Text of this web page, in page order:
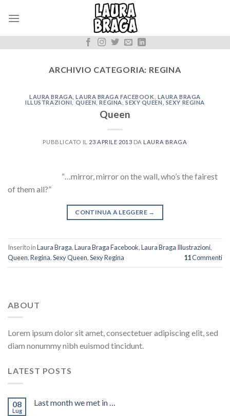
ARCHIVIO CATEGORIA: REGINA
LAURA BRAGA ,LAURA BRAGA FACEBOOK
LAURA BRAGA
ILLUSTRAZIONI, QUEEN ,REGINA SEXY QUEEN SEXY REGINA
Queen
PUBBLICATO IL 23 APRILE 2013 DA LAURA BRAGA
“…mirror, mirror on the wall, who’s the fairest
of them all?”
CONTINUA A LEGGERE →
Inserito inLaura Braga,Laura Braga Facebook,Laura Braga Illustrazioni,
Queen,Regina,Sexy Queen,Sexy Regina 11Commenti
ABOUT
Lorem ipsum dolor sit amet, consectetuer adipiscing elit, sed
diam nonummy nibh euismod tincidunt.
LATEST POSTS
08
Lug
Last month we met in …